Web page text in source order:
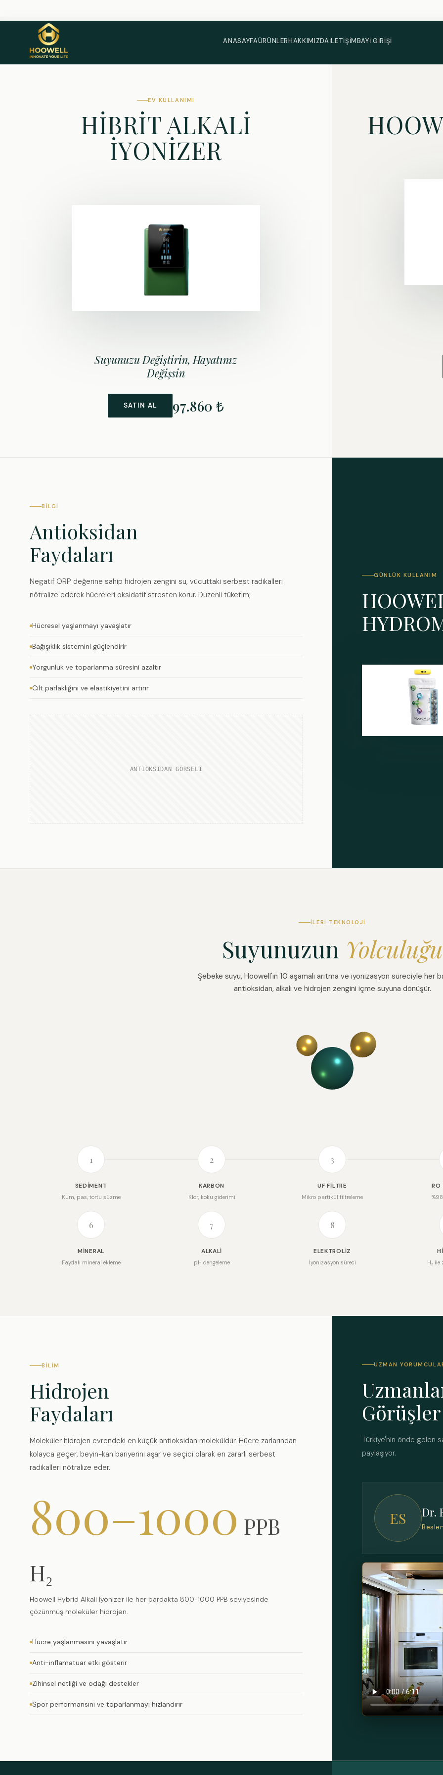
ANASAYFAÜRÜNLERHAKKIMIZDAİLETIŞIMBAYI GIRIŞI
EV KULLANIMI
HİBRİT ALKALİ
İYONİZER
Suyunuzu Değiştirin, Hayatınız
Değişsin
SATIN AL 97.860 ₺
BILGI
Antioksidan
Faydaları
Negatif ORP değerine sahip hidrojen zengini su, vücuttaki serbest radikalleri
nötralize ederek hücreleri oksidatif stresten korur. Düzenli tüketim;
Hücresel yaşlanmayı yavaşlatır
Bağışıklık sistemini güçlendirir
Yorgunluk ve toparlanma süresini azaltır
Cilt parlaklığını ve elastikiyetini artırır
ANTİOKSİDAN GÖRSELİ
GÜNLÜK KULLANIM
İLERI TEKNOLOJI
Suyunuzun Yolculuğu
Şebeke suyu, Hoowell'in 10 aşamalı arıtma ve iyonizasyon süreciyle her
antioksidan, alkali ve hidrojen zengini içme suyuna dönüşür.
1
SEDIMENT
Kum, pas, tortu süzme
2
KARBON
Klor, koku giderimi
3
UF FILTRE
Mikro partikül filtreleme
RO
6
MINERAL
Faydalı mineral ekleme
7
ALKALI
pH dengeleme
8
ELEKTROLIZ
İyonizasyon süreci H₂ ile
BILIM
Hidrojen
Faydaları
Moleküler hidrojen evrendeki en küçük antioksidan moleküldür. Hücre zarlarından
kolayca geçer, beyin-kan bariyerini aşar ve seçici olarak en zararlı serbest
radikalleri nötralize eder.
800–1000 PPB
H₂
Hoowell Hybrid Alkali İyonizer ile her bardakta 800-1000 PPB seviyesinde
çözünmüş moleküler hidrojen.
Hücre yaşlanmasını yavaşlatır
Anti-inflamatuar etki gösterir
Zihinsel netliği ve odağı destekler
Spor performansını ve toparlanmayı hızlandırır
UZMAN
Görüşler
Türkiye'nin önde gelen
paylaşıyor.
ES Dr.